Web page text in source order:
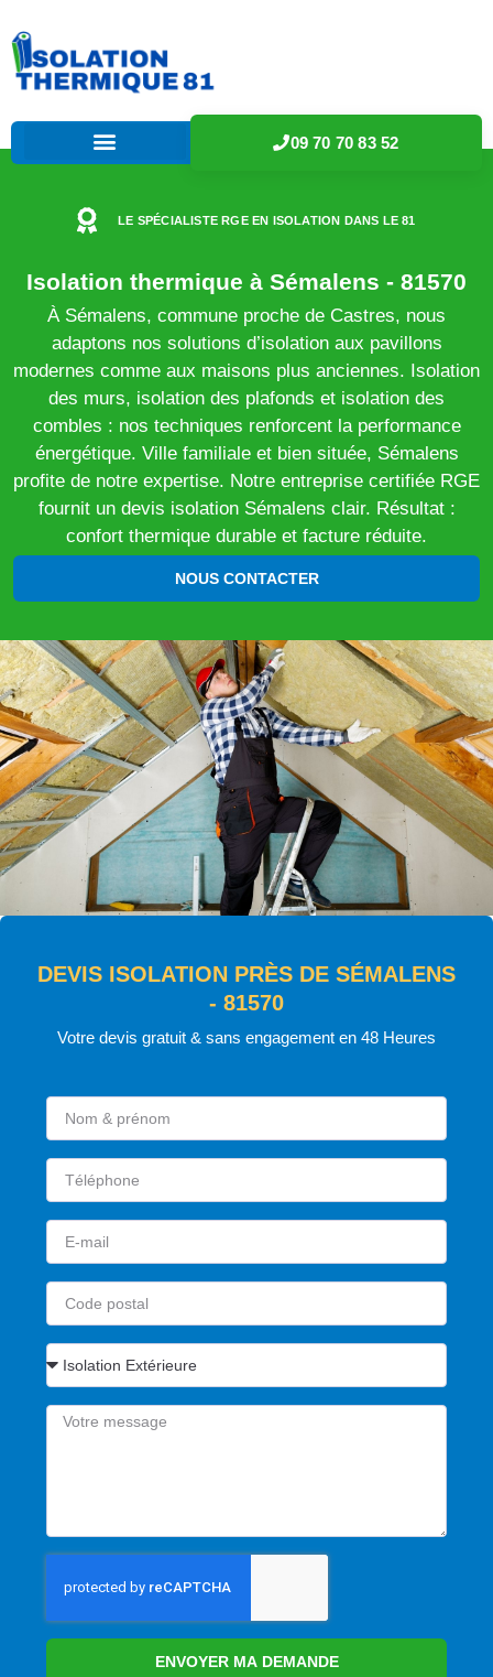
09 70 70 83 52
LE SPÉCIALISTE RGE EN ISOLATION DANS LE 81
Isolation thermique à Sémalens - 81570
À Sémalens, commune proche de Castres, nous
adaptons nos solutions d’isolation aux pavillons
modernes comme aux maisons plus anciennes. Isolation
des murs, isolation des plafonds et isolation des
combles : nos techniques renforcent la performance
énergétique. Ville familiale et bien située, Sémalens
profite de notre expertise. Notre entreprise certifiée RGE
fournit un devis isolation Sémalens clair. Résultat :
confort thermique durable et facture réduite.
NOUS CONTACTER
DEVIS ISOLATION PRÈS DE SÉMALENS
- 81570
Votre devis gratuit & sans engagement en 48 Heures
ENVOYER MA DEMANDE